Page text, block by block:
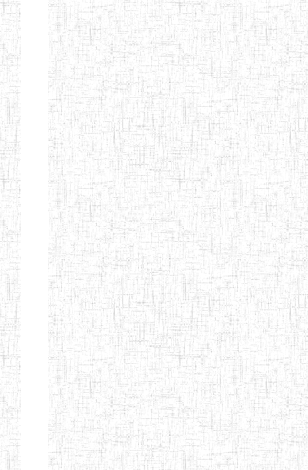
TTC TATUM
ST PIUS X
TECHNICAL
TEACHER
TRAINING
COLLEGE
TATUM
01/08/2000 ENIET
NIGHTINGALE
TEACHER
TRAINING
COLLEGE
20/08/2013 ENIEG
CHRIST THE
KING TEACHER
TRAINING
COLLEGE
04/08/2010 ENIEG
ITCIG SENTTI 14/02/2007 ENIEG
CAMEROON
INCLUSIVE
27/08/2015 ENIEG